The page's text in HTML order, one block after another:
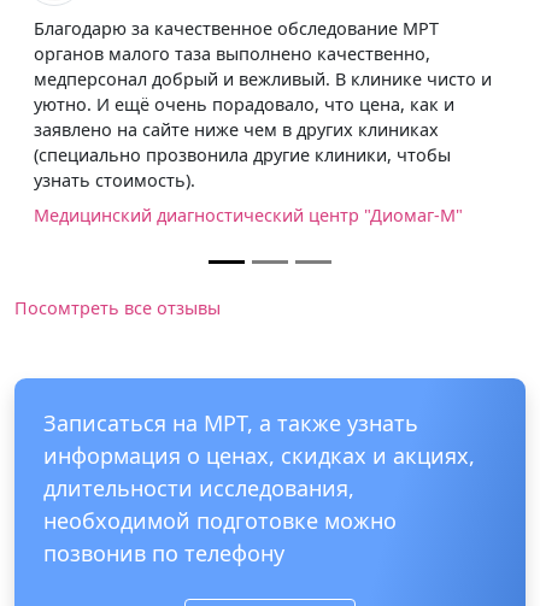
позвоночника очень быстро, согласно записи.
Медицинский диагностический центр "Диомаг-М"
Посомтреть все отзывы
Записаться на МРТ, а также узнать
информация о ценах, скидках и акциях,
длительности исследования,
необходимой подготовке можно
позвонив по телефону